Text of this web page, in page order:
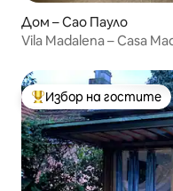
Дом – Сао Пауло
Vila Madalena – Casa
Най-популярен избор
Избор на гостите